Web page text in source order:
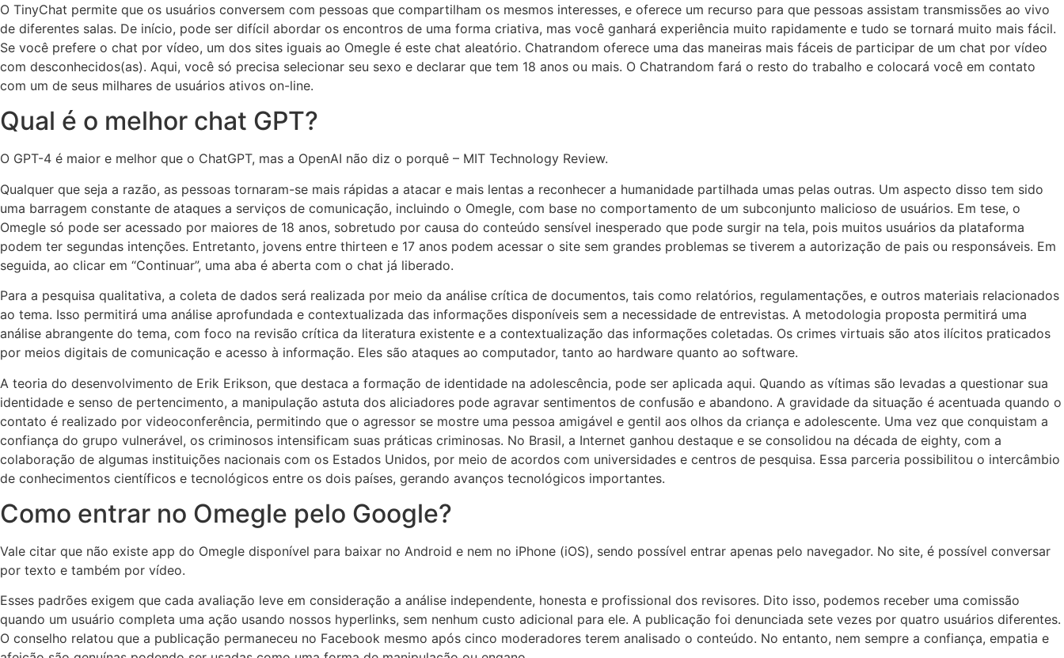
O TinyChat permite que os usuários conversem com pessoas que compartilham os mesmos interesses, e oferece um recurso para que pessoas assistam transmissões ao vivo
de diferentes salas. De início, pode ser difícil abordar os encontros de uma forma criativa, mas você ganhará experiência muito rapidamente e tudo se tornará muito mais fácil.
Se você prefere o chat por vídeo, um dos sites iguais ao Omegle é este chat aleatório. Chatrandom oferece uma das maneiras mais fáceis de participar de um chat por vídeo
com desconhecidos(as). Aqui, você só precisa selecionar seu sexo e declarar que tem 18 anos ou mais. O Chatrandom fará o resto do trabalho e colocará você em contato
com um de seus milhares de usuários ativos on-line.
Qual é o melhor chat GPT?
O GPT-4 é maior e melhor que o ChatGPT, mas a OpenAI não diz o porquê – MIT Technology Review.
Qualquer que seja a razão, as pessoas tornaram-se mais rápidas a atacar e mais lentas a reconhecer a humanidade partilhada umas pelas outras. Um aspecto disso tem sido
uma barragem constante de ataques a serviços de comunicação, incluindo o Omegle, com base no comportamento de um subconjunto malicioso de usuários. Em tese, o
Omegle só pode ser acessado por maiores de 18 anos, sobretudo por causa do conteúdo sensível inesperado que pode surgir na tela, pois muitos usuários da plataforma
podem ter segundas intenções. Entretanto, jovens entre thirteen e 17 anos podem acessar o site sem grandes problemas se tiverem a autorização de pais ou responsáveis. Em
seguida, ao clicar em “Continuar”, uma aba é aberta com o chat já liberado.
Para a pesquisa qualitativa, a coleta de dados será realizada por meio da análise crítica de documentos, tais como relatórios, regulamentações, e outros materiais relacionados
ao tema. Isso permitirá uma análise aprofundada e contextualizada das informações disponíveis sem a necessidade de entrevistas. A metodologia proposta permitirá uma
análise abrangente do tema, com foco na revisão crítica da literatura existente e a contextualização das informações coletadas. Os crimes virtuais são atos ilícitos praticados
por meios digitais de comunicação e acesso à informação. Eles são ataques ao computador, tanto ao hardware quanto ao software.
A teoria do desenvolvimento de Erik Erikson, que destaca a formação de identidade na adolescência, pode ser aplicada aqui. Quando as vítimas são levadas a questionar sua
identidade e senso de pertencimento, a manipulação astuta dos aliciadores pode agravar sentimentos de confusão e abandono. A gravidade da situação é acentuada quando o
contato é realizado por videoconferência, permitindo que o agressor se mostre uma pessoa amigável e gentil aos olhos da criança e adolescente. Uma vez que conquistam a
confiança do grupo vulnerável, os criminosos intensificam suas práticas criminosas. No Brasil, a Internet ganhou destaque e se consolidou na década de eighty, com a
colaboração de algumas instituições nacionais com os Estados Unidos, por meio de acordos com universidades e centros de pesquisa. Essa parceria possibilitou o intercâmbio
de conhecimentos científicos e tecnológicos entre os dois países, gerando avanços tecnológicos importantes.
Como entrar no Omegle pelo Google?
Vale citar que não existe app do Omegle disponível para baixar no Android e nem no iPhone (iOS), sendo possível entrar apenas pelo navegador. No site, é possível conversar
por texto e também por vídeo.
Esses padrões exigem que cada avaliação leve em consideração a análise independente, honesta e profissional dos revisores. Dito isso, podemos receber uma comissão
quando um usuário completa uma ação usando nossos hyperlinks, sem nenhum custo adicional para ele. A publicação foi denunciada sete vezes por quatro usuários diferentes.
O conselho relatou que a publicação permaneceu no Facebook mesmo após cinco moderadores terem analisado o conteúdo. No entanto, nem sempre a confiança, empatia e